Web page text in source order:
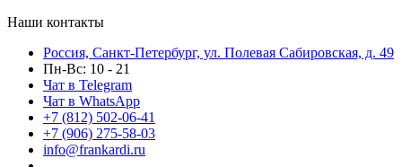
Наши контакты
Россия, Санкт-Петербург, ул. Полевая Сабировская, д. 49
Пн-Вс: 10 - 21
Чат в Telegram
Чат в WhatsApp
+7 (812) 502-06-41
+7 (906) 275-58-03
info@frankardi.ru